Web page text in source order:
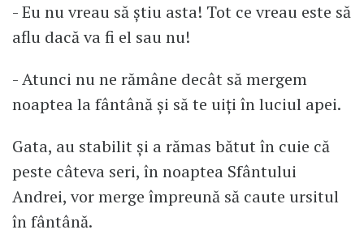
- Eu nu vreau să știu asta! Tot ce vreau este să
aflu dacă va fi el sau nu!
- Atunci nu ne rămâne decât să mergem
noaptea la fântână și să te uiți în luciul apei.
Gata, au stabilit și a rămas bătut în cuie că
peste câteva seri, în noaptea Sfântului
Andrei, vor merge împreună să caute ursitul
în fântână.